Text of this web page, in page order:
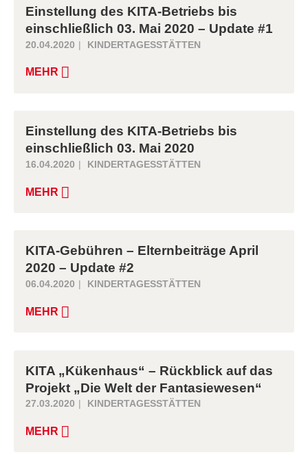
Einstellung des KITA-Betriebs bis
einschließlich 03. Mai 2020 – Update #1
20.04.2020 KINDERTAGESSTÄTTEN
MEHR
Einstellung des KITA-Betriebs bis
einschließlich 03. Mai 2020
16.04.2020 KINDERTAGESSTÄTTEN
MEHR
KITA-Gebühren – Elternbeiträge April
2020 – Update #2
06.04.2020 KINDERTAGESSTÄTTEN
MEHR
KITA „Kükenhaus“ – Rückblick auf das
Projekt „Die Welt der Fantasiewesen“
27.03.2020 KINDERTAGESSTÄTTEN
MEHR